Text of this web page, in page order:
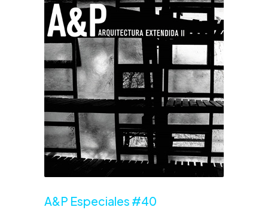
A&P Especiales #40